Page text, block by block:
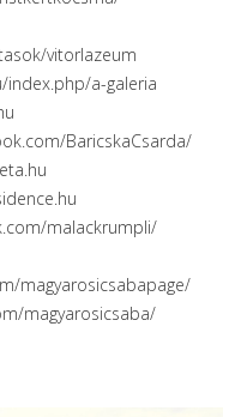
vitorlazeum
index.php/a-galeria
BaricskaCsarda/
malackrumpli/
magyarosicsabapage/
magyarosicsaba/